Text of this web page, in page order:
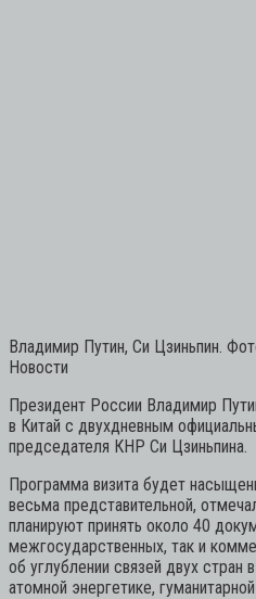
Владимир Путин, Си Цзиньпин.
Новости
Президент России Владимир
в Китай с двухдневным
председателя КНР Си Цзиньпина.
Программа визита будет
весьма представительной,
планируют принять около 40
межгосударственных, так и
об углублении связей двух стран
атомной энергетике,